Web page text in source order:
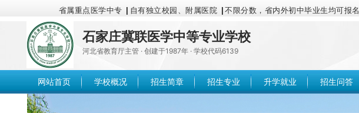
省属重点医学中专 自有独立校园、附属医院 不限分数，省内外初中毕业生均可报名
石家庄冀联医学中等专业学校
河北省教育厅主管 · 创建于1987年 · 学校代码6139
网站首页 学校概况 招生简章 招生专业 升学就业 招生问答